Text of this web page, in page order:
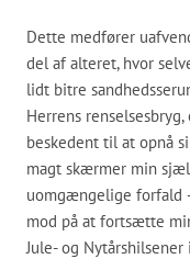
Dette medfører
del af alteret, hvor
lidt bitre
Herrens
beskedent til at opnå
magt skærmer min
uomgængelige forfald
mod på at fortsætte
Jule- og